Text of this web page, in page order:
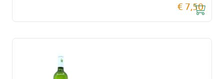
€ 7,50